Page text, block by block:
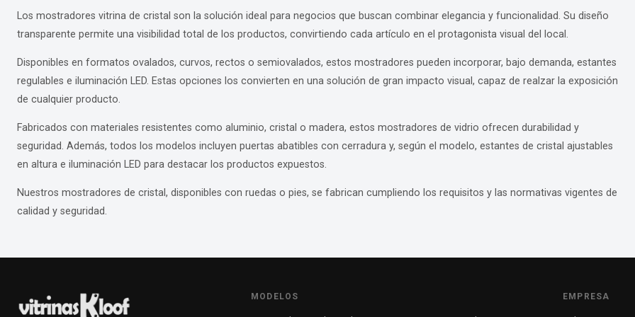
Los mostradores vitrina de cristal son la solución ideal para negocios que buscan combinar elegancia y funcionalidad. Su diseño
transparente permite una visibilidad total de los productos, convirtiendo cada artículo en el protagonista visual del local.
Disponibles en formatos ovalados, curvos, rectos o semiovalados, estos mostradores pueden incorporar, bajo demanda, estantes
regulables e iluminación LED. Estas opciones los convierten en una solución de gran impacto visual, capaz de realzar la exposición
de cualquier producto.
Fabricados con materiales resistentes como aluminio, cristal o madera, estos mostradores de vidrio ofrecen durabilidad y
seguridad. Además, todos los modelos incluyen puertas abatibles con cerradura y, según el modelo, estantes de cristal ajustables
en altura e iluminación LED para destacar los productos expuestos.
Nuestros mostradores de cristal, disponibles con ruedas o pies, se fabrican cumpliendo los requisitos y las normativas vigentes de
calidad y seguridad.
MODELOS EMPRESA